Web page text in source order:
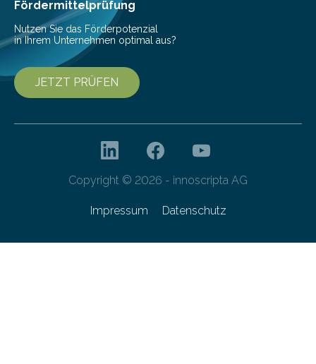
von 20…
Fördermittelprüfung
Nutzen Sie das Förderpotenzial
in Ihrem Unternehmen optimal aus?
JETZT PRÜFEN
Copyright © 2026 - innoscripta AG
Impressum Datenschutz